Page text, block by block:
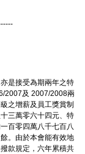
是接受為期兩年之特
2007及 2007/2008兩
之增薪及員工獎賞制
三萬零六十四元、特
百零四萬八千七百八
。由於本會能有效地
款規定，六年累積共